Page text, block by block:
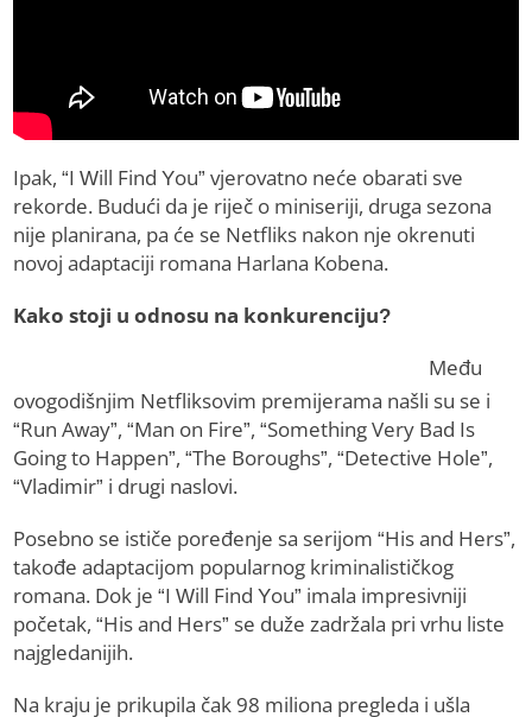
Ipak, “I Will Find You” vjerovatno neće obarati sve
rekorde. Budući da je riječ o miniseriji, druga sezona
nije planirana, pa će se Netfliks nakon nje okrenuti
novoj adaptaciji romana Harlana Kobena.
Kako stoji u odnosu na konkurenciju?
Među
ovogodišnjim Netfliksovim premijerama našli su se i
“Run Away”, “Man on Fire”, “Something Very Bad Is
Going to Happen”, “The Boroughs”, “Detective Hole”,
“Vladimir” i drugi naslovi.
Posebno se ističe poređenje sa serijom “His and Hers”,
takođe adaptacijom popularnog kriminalističkog
romana. Dok je “I Will Find You” imala impresivniji
početak, “His and Hers” se duže zadržala pri vrhu liste
najgledanijih.
Na kraju je prikupila čak 98 miliona pregleda i ušla